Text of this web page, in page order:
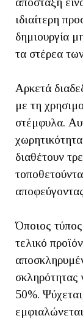
ιδιαίτερη
δημιουργία
τα στέρεα
Αρκετά
με τη
στέμφυλα.
διαθέτουν
Όποιος
τελικό
σκληρότητας
50%.